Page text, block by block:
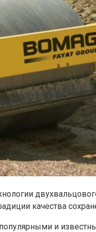
качества
и